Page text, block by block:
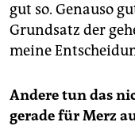
gut so. Genauso
Grundsatz der
meine
Andere tun das
gerade für Merz